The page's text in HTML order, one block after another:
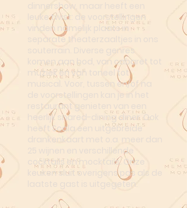
dinnershow, maar heeft een
leuke twist: de voorstellingen
vinden namelijk plaats in
separate theaterzaaltjes in ons
souterrain. Diverse genres
komen aan bod, van cabaret tot
muziek en van toneel tot
musical. Voor, tussen en/of na
de voorstellingen kan je in het
restaurant genieten van een
heerlijk shared-dining diner. Ook
heeft Scala een uitgebreide
drankenkaart met o.a. meer dan
25 wijnen en verschillende
cocktails en mocktails. Onze
keuken sluit overigens pas als de
laatste gast is uitgegeten.